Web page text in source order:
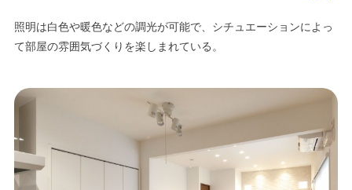
照明は白色や暖色などの調光が可能で、シチュエーションによっ
て部屋の雰囲気づくりを楽しまれている。